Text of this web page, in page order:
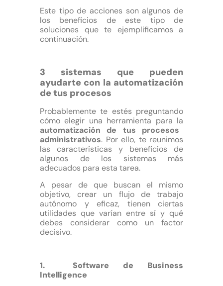
Este tipo de acciones son algunos de
los beneficios de este tipo de
soluciones que te ejemplificamos a
continuación.
3 sistemas que pueden
ayudarte con la automatización
de tus procesos
Probablemente te estés preguntando
cómo elegir una herramienta para la
automatización de tus procesos
administrativos. Por ello, te reunimos
las características y beneficios de
algunos de los sistemas más
adecuados para esta tarea.
A pesar de que buscan el mismo
objetivo, crear un flujo de trabajo
autónomo y eficaz, tienen ciertas
utilidades que varían entre sí y qué
debes considerar como un factor
decisivo.
1. Software de Business
Intelligence